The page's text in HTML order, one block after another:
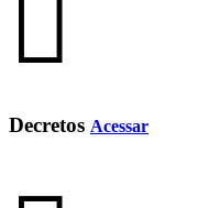
Decretos Acessar